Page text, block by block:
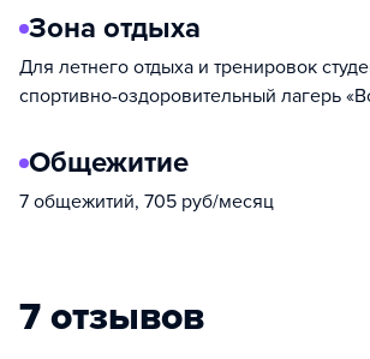
Зона отдыха
Для летнего отдыха и тренировок
спортивно-оздоровительный лагерь
Общежитие
7 общежитий, 705 руб/месяц
7 отзывов